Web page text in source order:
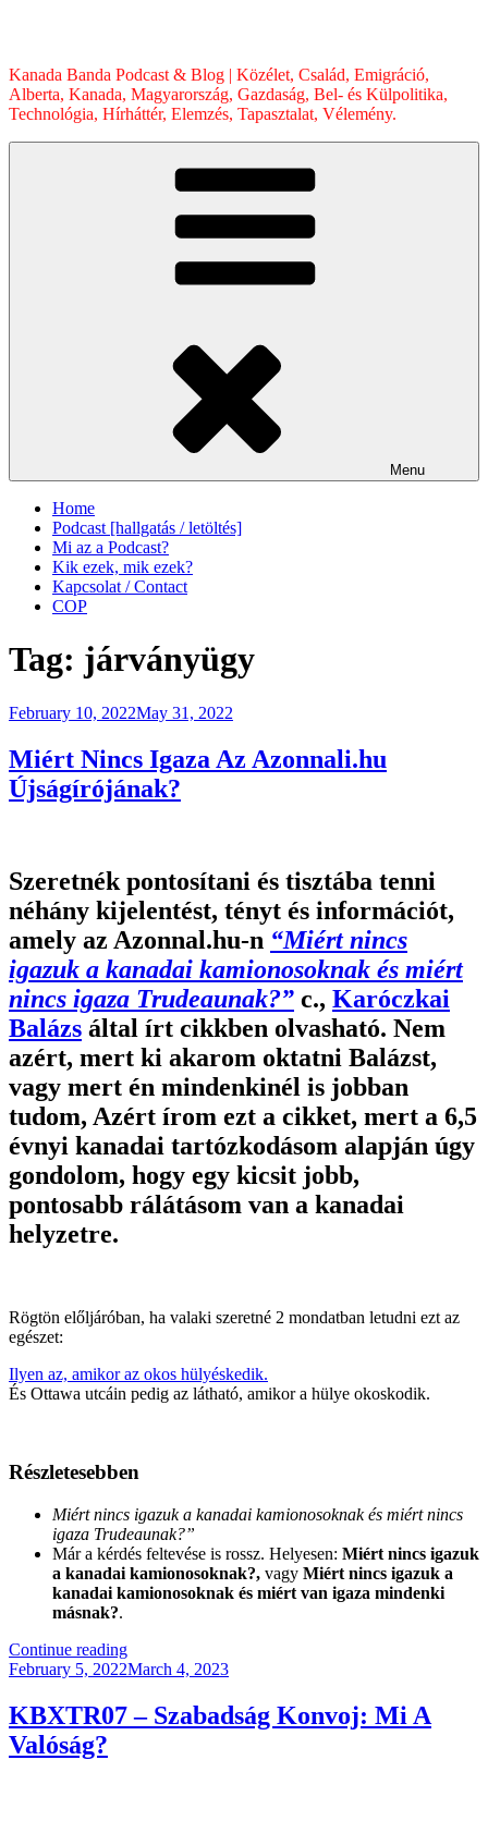
Kanada Banda Podcast & Blog | Közélet, Család, Emigráció,
Alberta, Kanada, Magyarország, Gazdaság, Bel- és Külpolitika,
Technológia, Hírháttér, Elemzés, Tapasztalat, Vélemény.
Menu
Home
Podcast [hallgatás / letöltés]
Mi az a Podcast?
Kik ezek, mik ezek?
Kapcsolat / Contact
COP
Tag: járványügy
Posted
February 10, 2022May 31, 2022
Miért Nincs Igaza Az Azonnali.hu
Újságírójának?
Szeretnék pontosítani és tisztába tenni
néhány kijelentést, tényt és információt,
amely az Azonnal.hu-n “Miért nincs
igazuk a kanadai kamionosoknak és miért
nincs igaza Trudeaunak?” c., Karóczkai
Balázs által írt cikkben olvasható. Nem
azért, mert ki akarom oktatni Balázst,
vagy mert én mindenkinél is jobban
tudom, Azért írom ezt a cikket, mert a 6,5
évnyi kanadai tartózkodásom alapján úgy
gondolom, hogy egy kicsit jobb,
pontosabb rálátásom van a kanadai
helyzetre.
Rögtön előljáróban, ha valaki szeretné 2 mondatban letudni ezt az
egészet:
Ilyen az, amikor az okos hülyéskedik.
És Ottawa utcáin pedig az látható, amikor a hülye okoskodik.
Részletesebben
Miért nincs igazuk a kanadai kamionosoknak és miért nincs
igaza Trudeaunak?”
Már a kérdés feltevése is rossz. Helyesen: Miért nincs igazuk
a kanadai kamionosoknak?, vagy Miért nincs igazuk a
kanadai kamionosoknak és miért van igaza mindenki
másnak?.
Continue reading“Miért
Nincs
Az
Azonnali.hu
Posted
February 5, 2022March 4, 2023
KBXTR07 – Szabadság Konvoj: Mi A
Valóság?